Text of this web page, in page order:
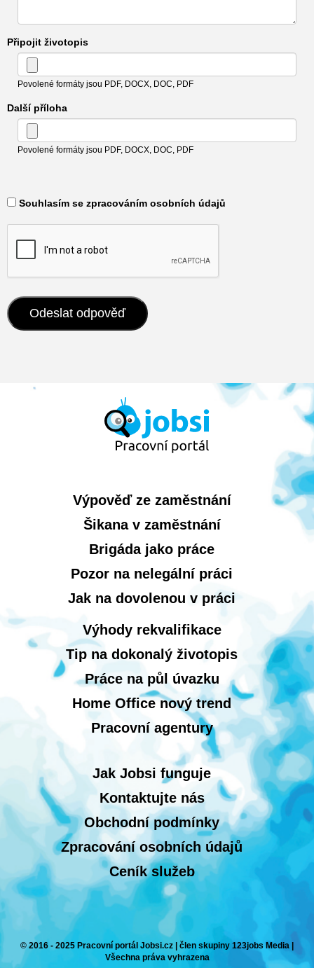
Připojit životopis
Povolené formáty jsou PDF, DOCX, DOC, PDF
Další příloha
Povolené formáty jsou PDF, DOCX, DOC, PDF
​ Souhlasím se zpracováním osobních údajů
Výpověď ze zaměstnání
Šikana v zaměstnání
Brigáda jako práce
Pozor na nelegální práci
Jak na dovolenou v práci
Výhody rekvalifikace
Tip na dokonalý životopis
Práce na půl úvazku
Home Office nový trend
Pracovní agentury
Jak Jobsi funguje
Kontaktujte nás
Obchodní podmínky
Zpracování osobních údajů
Ceník služeb
© 2016 - 2025 Pracovní portál Jobsi.cz | člen skupiny 123jobs Media |
Všechna práva vyhrazena